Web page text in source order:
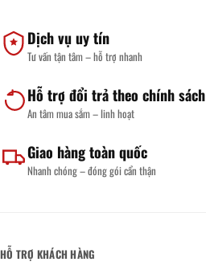
Dịch vụ uy tín
Tư vấn tận tâm – hỗ trợ nhanh
Hỗ trợ đổi trả theo chính sách
An tâm mua sắm – linh hoạt
Giao hàng toàn quốc
Nhanh chóng – đóng gói cẩn thận
HỖ TRỢ KHÁCH HÀNG